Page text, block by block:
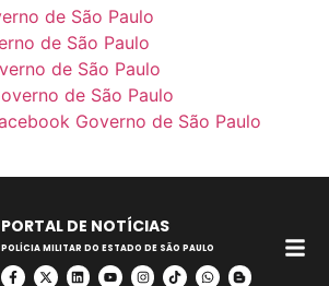
PORTAL DE NOTÍCIAS
POLÍCIA MILITAR DO ESTADO DE SÃO PAULO